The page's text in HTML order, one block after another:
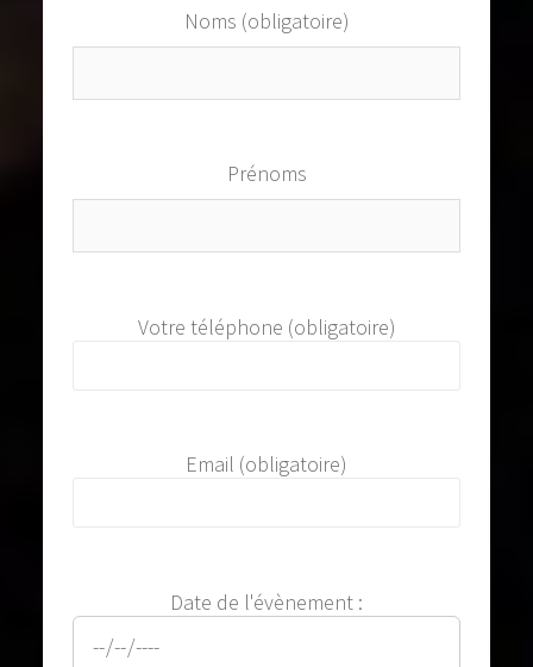
Noms (obligatoire)
Prénoms
Votre téléphone (obligatoire)
Email (obligatoire)
Date de l'évènement :